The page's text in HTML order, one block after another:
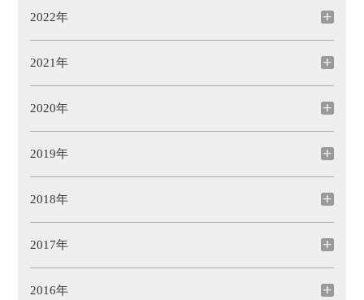
2022年
2021年
2020年
2019年
2018年
2017年
2016年